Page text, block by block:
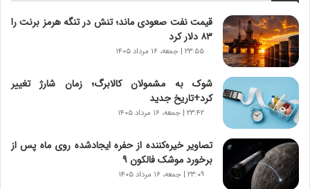
ه
ا
ی
ر
ا
ن‌
و
د
ر
و
ر
و
قیمت نفت صعودی ماند؛ تنش در تنگه هرمز برنت را
۸۳ دلار کرد
۲۳:۵۵ | جمعه، ۱۶ مرداد ۱۴۰۵
شوک به مشمولان کالابرگ؛ زمان شارژ تغییر
کرد+تاریخ جدید
۲۳:۴۲ | جمعه، ۱۶ مرداد ۱۴۰۵
تصاویر خیره‌کننده از حفره ایجادشده روی ماه پس از
برخورد موشک فالکون ۹
۲۳:۰۹ | جمعه، ۱۶ مرداد ۱۴۰۵